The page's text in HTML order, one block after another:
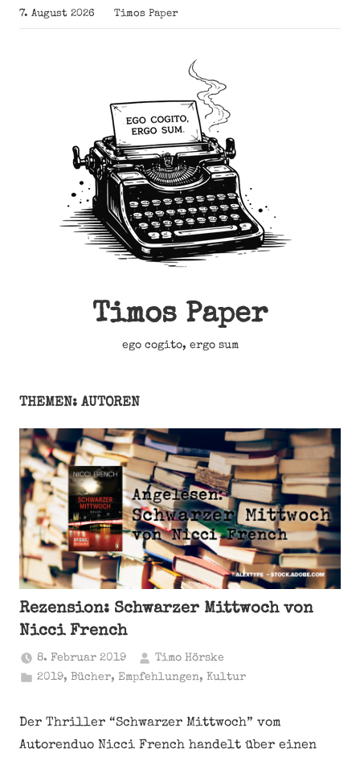
Zum
Inhalt
7. August 2026 Timos Paper
Timos Paper
ego cogito, ergo sum
THEMEN: AUTOREN
Rezension: Schwarzer Mittwoch von
Nicci French
8. Februar 2019
Timo Hörske
2019, Bücher, Empfehlungen, Kultur
Der Thriller “Schwarzer Mittwoch” vom
Autorenduo Nicci French handelt über einen